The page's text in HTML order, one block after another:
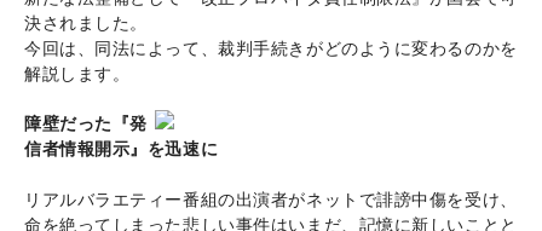
決されました。
今回は、同法によって、裁判手続きがどのように変わるのかを
解説します。
障壁だった『発
信者情報開示』を迅速に
リアルバラエティー番組の出演者がネットで誹謗中傷を受け、
命を絶ってしまった悲しい事件はいまだ、記憶に新しいことと